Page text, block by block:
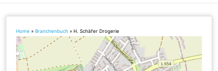
Home »Branchenbuch »H. Schäfer Drogerie